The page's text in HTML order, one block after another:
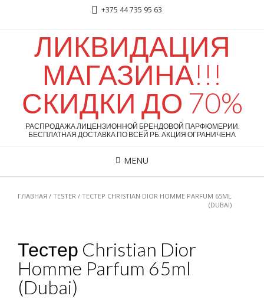
+375 44 735 95 63
ЛИКВИДАЦИЯ
МАГАЗИНА!!!
СКИДКИ ДО 70%
РАСПРОДАЖА ЛИЦЕНЗИОННОЙ БРЕНДОВОЙ ПАРФЮМЕРИИ.
БЕСПЛАТНАЯ ДОСТАВКА ПО ВСЕЙ РБ. АКЦИЯ ОГРАНИЧЕНА
MENU
ГЛАВНАЯ / TESTER / ТЕСТЕР CHRISTIAN DIOR HOMME PARFUM 65ML
(DUBAI)
Тестер Christian Dior
Homme Parfum 65ml
(Dubai)